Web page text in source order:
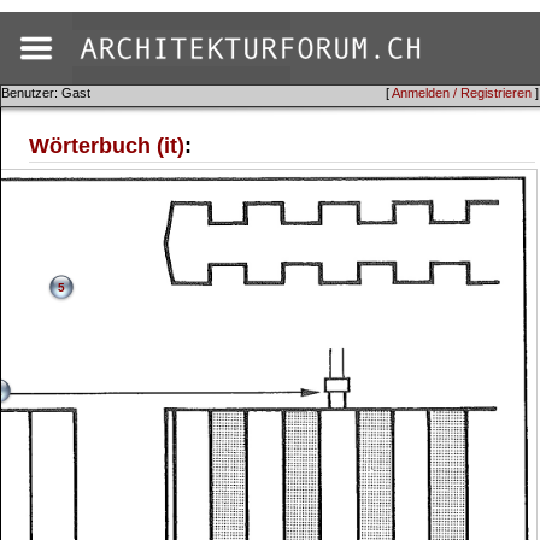
[Anmelden / Registrieren ]
Benutzer: Gast
Wörterbuch (it):
5